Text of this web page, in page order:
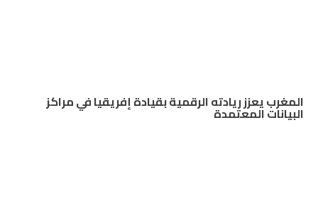
المغرب يعزز ريادته الرقمية بقيادة إفريقيا في مراكز
البيانات المعتمدة